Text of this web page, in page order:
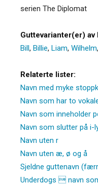
serien The Diplomat
Guttevarianter(er) av
Bill, Billie, Liam, Wilhelm,
Relaterte lister:
Navn med myke
Navn som har to
Navn som inneholder
Navn som slutter på i-
Navn uten r
Navn uten æ, ø og å
Sjeldne guttenavn
Underdogs  navn